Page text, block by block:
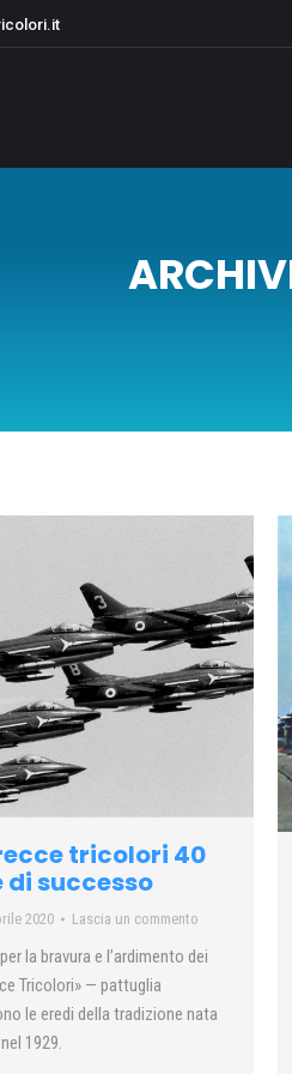
tricolori 40
di successo
2020 Lascia un commento
la bravura e l’ardimento dei
Tricolori» — pattuglia
le eredi della tradizione nata
1929.